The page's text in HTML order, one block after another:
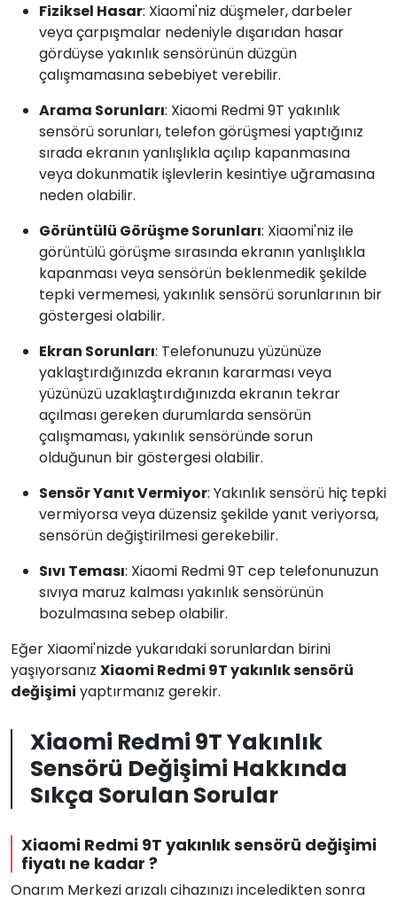
Fiziksel Hasar: Xiaomi'niz düşmeler, darbeler
veya çarpışmalar nedeniyle dışarıdan hasar
gördüyse yakınlık sensörünün düzgün
çalışmamasına sebebiyet verebilir.
Arama Sorunları: Xiaomi Redmi 9T yakınlık
sensörü sorunları, telefon görüşmesi yaptığınız
sırada ekranın yanlışlıkla açılıp kapanmasına
veya dokunmatik işlevlerin kesintiye uğramasına
neden olabilir.
Görüntülü Görüşme Sorunları: Xiaomi'niz ile
görüntülü görüşme sırasında ekranın yanlışlıkla
kapanması veya sensörün beklenmedik şekilde
tepki vermemesi, yakınlık sensörü sorunlarının bir
göstergesi olabilir.
Ekran Sorunları: Telefonunuzu yüzünüze
yaklaştırdığınızda ekranın kararması veya
yüzünüzü uzaklaştırdığınızda ekranın tekrar
açılması gereken durumlarda sensörün
çalışmaması, yakınlık sensöründe sorun
olduğunun bir göstergesi olabilir.
Sensör Yanıt Vermiyor: Yakınlık sensörü hiç tepki
vermiyorsa veya düzensiz şekilde yanıt veriyorsa,
sensörün değiştirilmesi gerekebilir.
Sıvı Teması: Xiaomi Redmi 9T cep telefonunuzun
sıvıya maruz kalması yakınlık sensörünün
bozulmasına sebep olabilir.
Eğer Xiaomi'nizde yukarıdaki sorunlardan birini
yaşıyorsanız Xiaomi Redmi 9T yakınlık sensörü
değişimi yaptırmanız gerekir.
Xiaomi Redmi 9T Yakınlık
Sensörü Değişimi Hakkında
Sıkça Sorulan Sorular
Xiaomi Redmi 9T yakınlık sensörü değişimi
fiyatı ne kadar ?
Onarım Merkezi arızalı cihazınızı inceledikten sonra